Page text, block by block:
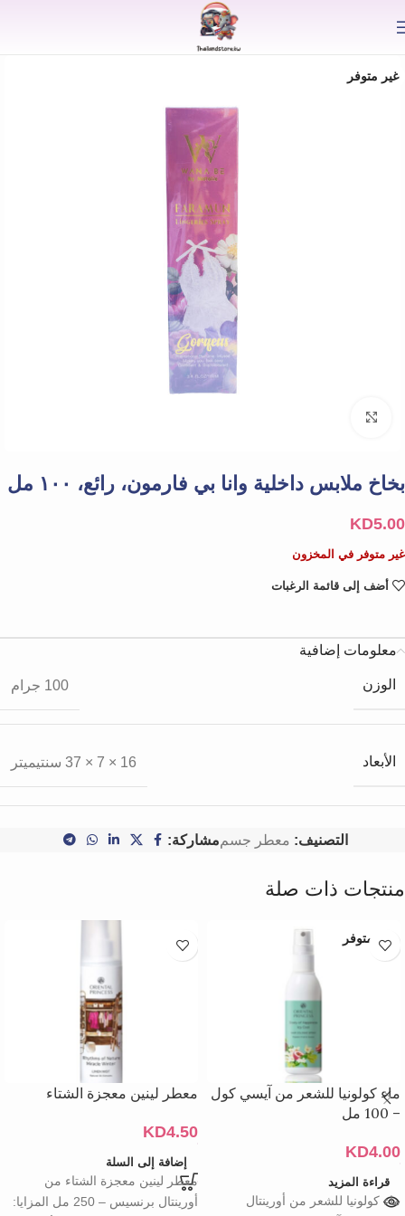
غير متوفر
بخاخ ملابس داخلية وانا بي فارمون، رائع، ١٠٠ مل
KD5.00
غير متوفر في المخزون
أضف إلى قائمة الرغبات
معلومات إضافية
الوزن 100 جرام
الأبعاد 16 × 7 × 37 سنتيميتر
التصنيف: معطر جسممشاركة:
منتجات ذات صلة
غير متوفر
ماء كولونيا للشعر من آيسي كول
– 100 مل
KD4.00
قراءة المزيد
ماء كولونيا للشعر من أورينتال
معطر لينين معجزة الشتاء
KD4.50
إضافة إلى السلة
معطر لينين معجزة الشتاء من
أورينتال برنسيس – 250 مل المزايا: